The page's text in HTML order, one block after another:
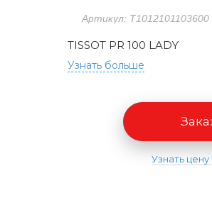
Артикул: T1012101103600
TISSOT PR 100 LADY
Узнать больше
Узнать